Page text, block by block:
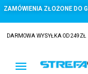
ZAMÓWIENIA ZŁOŻONE DO
DARMOWA WYSYŁKA OD 249ZŁ